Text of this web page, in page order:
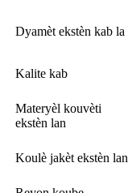
Dyamèt ekstèn kab la
Kalite kab
Materyèl kouvèti
ekstèn lan
Koulè jakèt ekstèn lan